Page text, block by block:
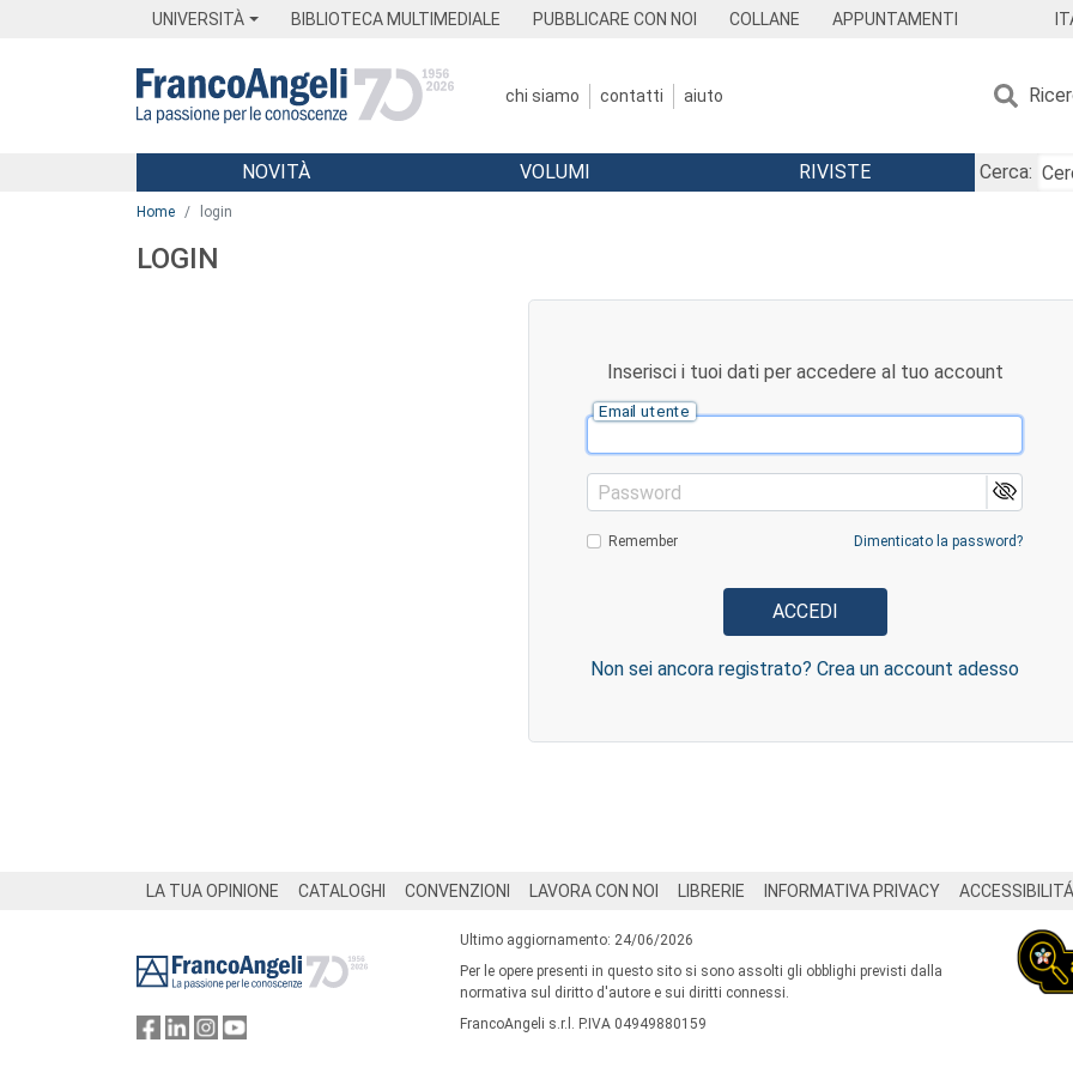
UNIVERSITÀ BIBLIOTECA MULTIMEDIALE PUBBLICARE CON NOI COLLANE APPUNTAMENTI
chi siamo contatti aiuto
Menu
NOVITÀ VOLUMI RIVISTE
Cerca:
Home login
LOGIN
Inserisci i tuoi dati per accedere al tuo account
Email utente
Password
Remember Dimenticato la password?
Non sei ancora registrato? Crea un account adesso
LA TUA OPINIONE CATALOGHI CONVENZIONI LAVORA CON NOI LIBRERIE INFORMATIVA PRIVACY ACCESSIBILITÁ
Ultimo aggiornamento: 24/06/2026
Per le opere presenti in questo sito si sono assolti gli obblighi previsti dalla
normativa sul diritto d'autore e sui diritti connessi.
FrancoAngeli s.r.l. P.IVA 04949880159